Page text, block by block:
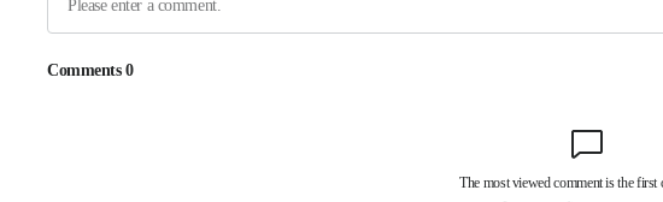
-6299초 전 >[속보]경찰, '홍명보 선임 논란' 대한축구협회·축구회관 등 압수수색
-32250초 전 >
'낮 최고 39도' 불볕더위…한밤 열대야도 계속[내일날씨]